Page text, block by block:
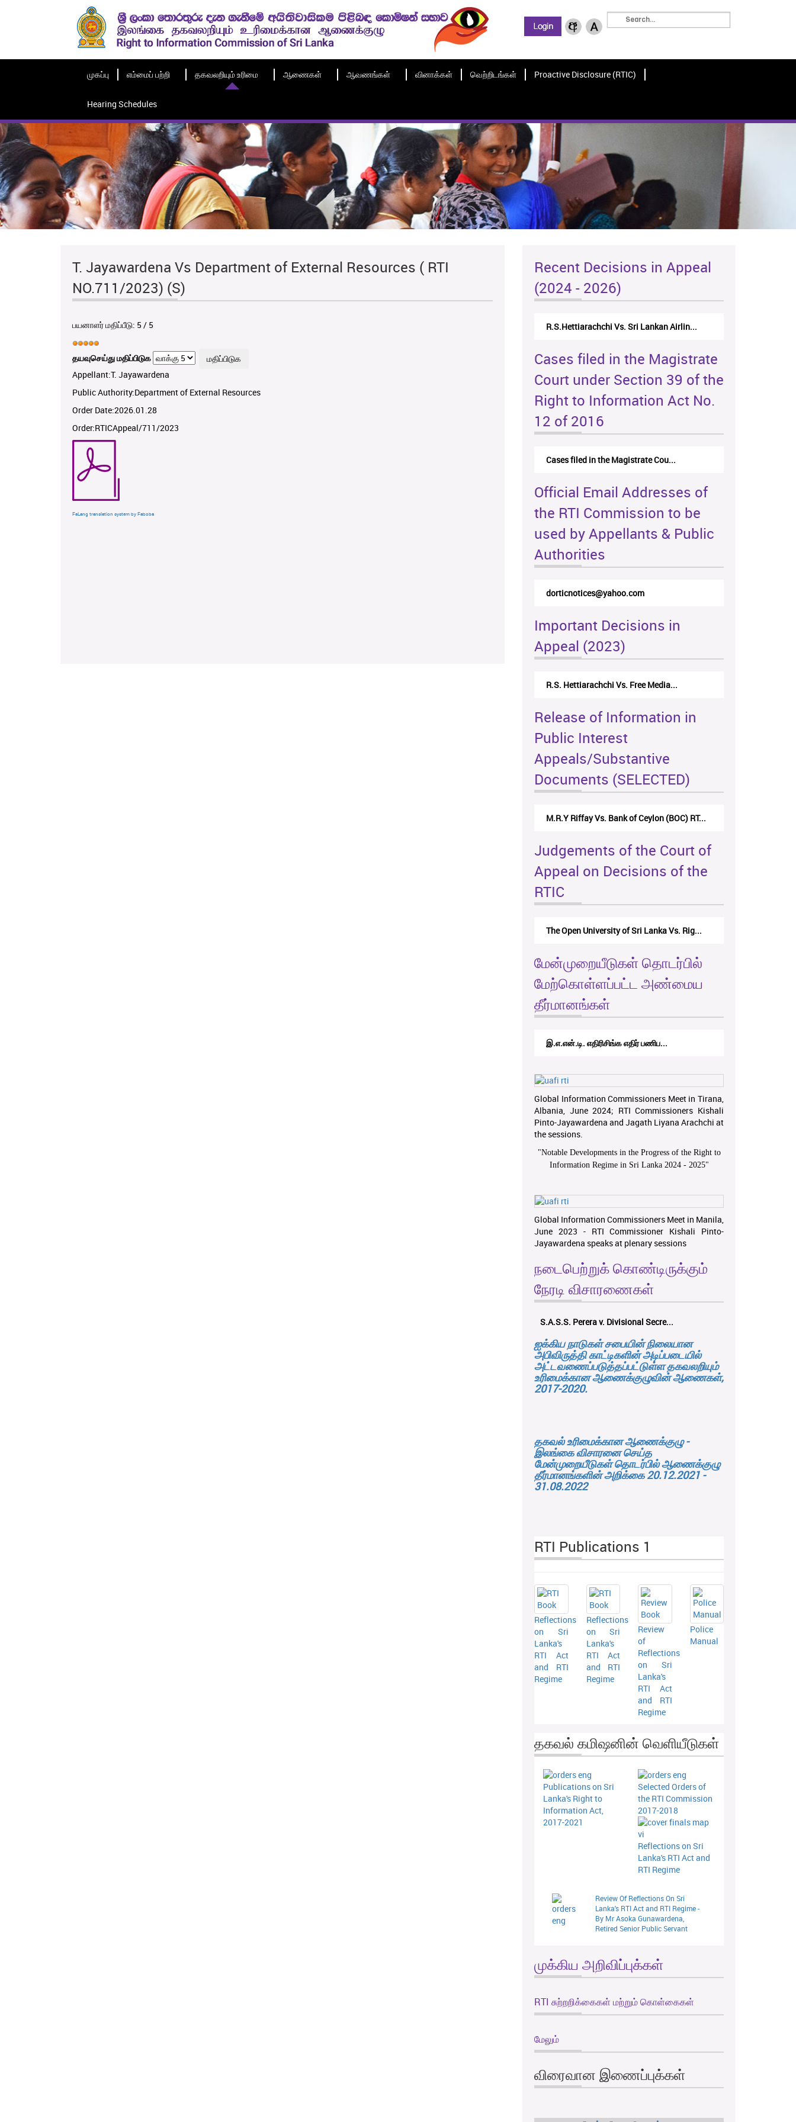
முகப்பு எம்மைப் பற்றி தகவலறியும் உரிமை ஆணைகள் ஆவணங்கள் வினாக்கள் வெற்றிடங்கள் Proactive Disclosure (RTIC)
Hearing Schedules
T. Jayawardena Vs Department of External Resources ( RTI
NO.711/2023) (S)
பயனாளர் மதிப்பீடு: 5 / 5
தயவுசெய்து மதிப்பிடுக
Appellant:T. Jayawardena
Public Authority:Department of External Resources
Order Date:2026.01.28
Order:RTICAppeal/711/2023
FaLang translation system by Faboba
Recent Decisions in Appeal
(2024 - 2026)
R.S.Hettiarachchi Vs. Sri Lankan Airlin...
Cases filed in the Magistrate
Court under Section 39 of the
Right to Information Act No.
12 of 2016
Cases filed in the Magistrate Cou...
Official Email Addresses of
the RTI Commission to be
used by Appellants & Public
Authorities
dorticnotices@yahoo.com
Important Decisions in
Appeal (2023)
R.S. Hettiarachchi Vs. Free Media...
Release of Information in
Public Interest
Appeals/Substantive
Documents (SELECTED)
M.R.Y Riffay Vs. Bank of Ceylon (BOC) RT...
Judgements of the Court of
Appeal on Decisions of the
RTIC
The Open University of Sri Lanka Vs. Rig...
மேன்முறையீடுகள் தொடர்பில்
மேற்கொள்ளப்பட்ட அண்மைய
தீர்மானங்கள்
இ.எ.என்.டி. எதிரிசிங்க எதிர் பணிப...
Global Information Commissioners Meet in Tirana,
Albania, June 2024; RTI Commissioners Kishali
Pinto-Jayawardena and Jagath Liyana Arachchi at
the sessions.
"Notable Developments in the Progress of the Right to
Information Regime in Sri Lanka 2024 - 2025"
Global Information Commissioners Meet in Manila,
June 2023 - RTI Commissioner Kishali Pinto-
Jayawardena speaks at plenary sessions
நடைபெற்றுக் கொண்டிருக்கும்
நேரடி விசாரணைகள்
S.A.S.S. Perera v. Divisional Secre...
ஐக்கிய நாடுகள் சபையின் நிலையான
அபிவிருத்தி காட்டிகளின் அடிப்படையில்
அட்டவணைப்படுத்தப்பட்டுள்ள தகவலறியும்
உரிமைக்கான ஆணைக்குழுவின் ஆணைகள்,
2017-2020.
தகவல் உரிமைக்கான ஆணைக்குழு -
இலங்கை விசாரனை செய்த
மேன்முறையீடுகள் தொடர்பில் ஆணைக்குழு
தீர்மானங்களின் அறிக்கை 20.12.2021 -
31.08.2022
RTI Publications 1
Reflections
on Sri
Lanka's
RTI Act
and RTI
Regime
Reflections
on Sri
Lanka's
RTI Act
and RTI
Regime
Review
of
Reflections
on Sri
Lanka's
RTI Act
and RTI
Regime
Police
Manual
தகவல் கமிஷனின் வெளியீடுகள்
Publications on Sri
Lanka's Right to
Information Act,
2017-2021
Selected Orders of
the RTI Commission
2017-2018
Reflections on Sri
Lanka's RTI Act and
RTI Regime
Review Of Reflections On Sri
Lanka's RTI Act and RTI Regime -
By Mr Asoka Gunawardena,
Retired Senior Public Servant
முக்கிய அறிவிப்புக்கள்
RTI சுற்றறிக்கைகள் மற்றும் கொள்கைகள்
மேலும்
விரைவான இணைப்புக்கள்